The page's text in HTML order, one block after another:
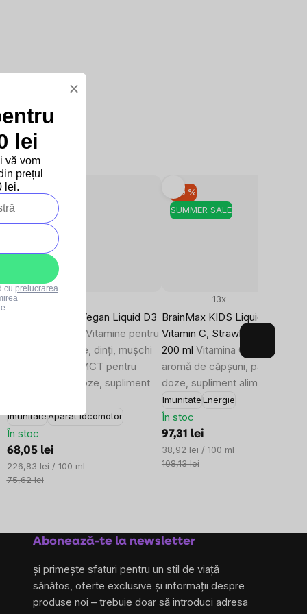
SUMMER SALE
–10 %
BrainMax KIDS Vegan Liquid D3
Vitamine pentru
copii pentru oase, dinți, mușchi
și imunitate, cu MCT pentru
absorbție, 164 doze, supliment
ImunitateAparat locomotor
În stoc
68,05 lei
Evaluare
preţ:
226,83 lei / 100 ml
75,62 lei
SUMMER SALE
–10 %
BrainMax KIDS Liquid
Vitamin C, Strawberry, 500 mg,
200 ml Vitamina C lipozomală
aromă de căpșuni, până la 80
doze, supliment alimentar
ImunitateEnergie
13x
În stoc
97,31 lei
Evaluare
preţ:
38,92 lei / 100 ml
108,13 lei
Abonează-te la newsletter
și primește sfaturi pentru un stil de viață
sănătos, oferte exclusive și informații despre
produse noi – trebuie doar să introduci adresa
×
lei
vă vom
prețul
lei.
cu prelucrarea